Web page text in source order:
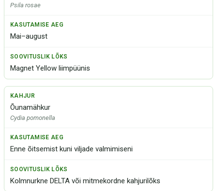
Psila rosae
Mai–august
Magnet Yellow liimpüünis
Õunamähkur
Cydia pomonella
Enne õitsemist kuni viljade valmimiseni
Kolmnurkne DELTA või mitmekordne kahjurilõks